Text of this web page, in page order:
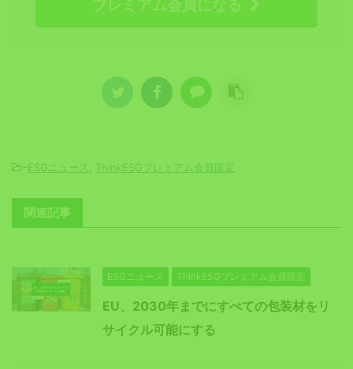
プレミアム会員になる
-ESGニュース ThinkESGプレミアム会員限定
関連記事
ESGニュース ThinkESGプレミアム会員限定
EU、2030年までにすべての包装材をリ
サイクル可能にする